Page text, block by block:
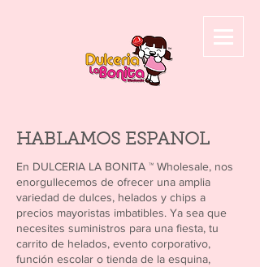
HABLAMOS ESPANOL
En DULCERIA LA BONITA ™ Wholesale, nos
enorgullecemos de ofrecer una amplia
variedad de dulces, helados y chips a
precios mayoristas imbatibles. Ya sea que
necesites suministros para una fiesta, tu
carrito de helados, evento corporativo,
función escolar o tienda de la esquina,